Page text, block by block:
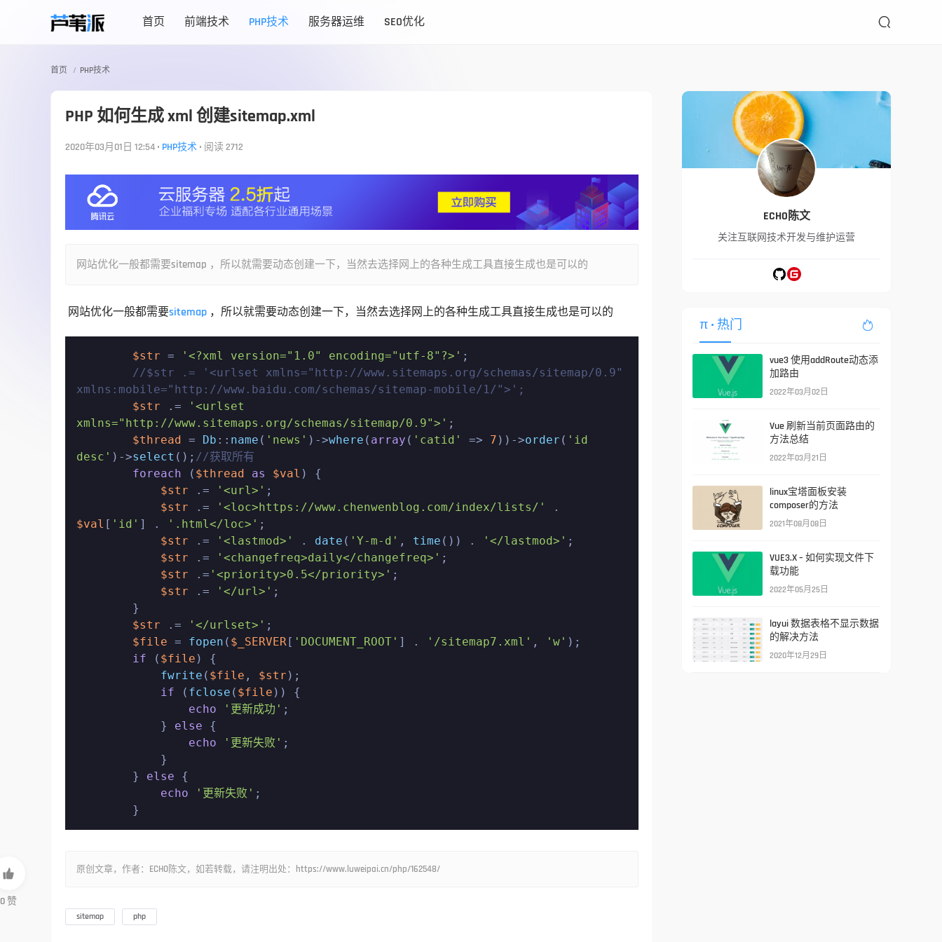
首页 前端技术 PHP技术 服务器运维 SEO优化 
首页 PHP技术
PHP 如何生成 xml 创建sitemap.xml
2020年03月01日 12:54 • PHP技术 • 阅读 2712
网站优化一般都需要sitemap ，所以就需要动态创建一下，当然去选择网上的各种生成工具直接生成也是可以的
网站优化一般都需要sitemap ，所以就需要动态创建一下，当然去选择网上的各种生成工具直接生成也是可以的
$str = '<?xml version="1.0" encoding="utf-8"?>' ;
//$str .= '<urlset xmlns="http://www.sitemaps.org/schemas/sitemap/0.9"
xmlns:mobile="http://www.baidu.com/schemas/sitemap-mobile/1/">';
$str .=
'<urlset
xmlns="http://www.sitemaps.org/schemas/sitemap/0.9">' ;
$thread = Db :: name ( 'news' )->where ( array ( 'catid' => 7 ))->order ( 'id
desc' )->select (); //获取所有
foreach ( $thread as $val ) {
$str .= '<url>' ;
$str .= '<loc>https://www.chenwenblog.com/index/lists/'
$val [ 'id' ] . '.html</loc>' ;
$str .= '<lastmod>' . date ( 'Y-m-d' , time ()) . '</lastmod>' ;
$str .= '<changefreq>daily</changefreq>' ;
$str .= '<priority>0.5</priority>' ;
$str .= '</url>' ;
$str .= '</urlset>' ;
$file = fopen ( $_SERVER [ 'DOCUMENT_ROOT' ] . '/sitemap7.xml' , 'w' );
if ( $file ) {
fwrite ( $file , $str );
if ( fclose ( $file )) {
echo
'更新成功' ;
            }
else {
echo
'更新失败' ;
        }
else {
echo
'更新失败' ;
        }
原创文章，作者：ECHO陈文，如若转载，请注明出处：https://www.luweipai.cn/php/162548/
sitemap php
ECHO陈文
关注互联网技术开发与维护运营
π • 热门 
vue3 使用addRoute动态添
加路由
2022年03月02日
Vue 刷新当前页面路由的
方法总结
2022年03月21日
linux宝塔面板安装
composer的方法
2021年08月08日
VUE3.X – 如何实现文件下
载功能
2022年05月25日
layui 数据表格不显示数据
的解决方法
2020年12月29日

0 赞